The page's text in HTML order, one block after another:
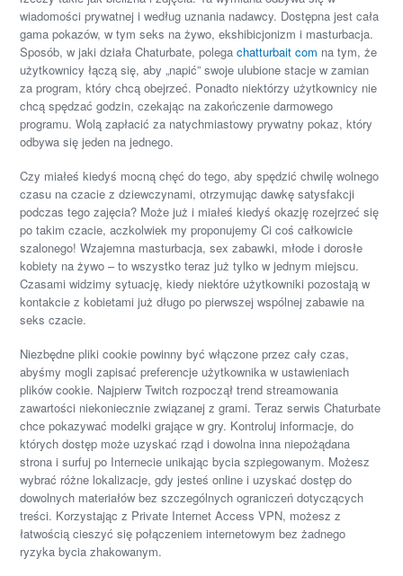
wiadomości prywatnej i według uznania nadawcy. Dostępna jest cała
gama pokazów, w tym seks na żywo, ekshibicjonizm i masturbacja.
Sposób, w jaki działa Chaturbate, polegachatturbait com na tym, że
użytkownicy łączą się, aby „napić” swoje ulubione stacje w zamian
za program, który chcą obejrzeć. Ponadto niektórzy użytkownicy nie
chcą spędzać godzin, czekając na zakończenie darmowego
programu. Wolą zapłacić za natychmiastowy prywatny pokaz, który
odbywa się jeden na jednego.
Czy miałeś kiedyś mocną chęć do tego, aby spędzić chwilę wolnego
czasu na czacie z dziewczynami, otrzymując dawkę satysfakcji
podczas tego zajęcia? Może już i miałeś kiedyś okazję rozejrzeć się
po takim czacie, aczkolwiek my proponujemy Ci coś całkowicie
szalonego! Wzajemna masturbacja, sex zabawki, młode i dorosłe
kobiety na żywo – to wszystko teraz już tylko w jednym miejscu.
Czasami widzimy sytuację, kiedy niektóre użytkowniki pozostają w
kontakcie z kobietami już długo po pierwszej wspólnej zabawie na
seks czacie.
Niezbędne pliki cookie powinny być włączone przez cały czas,
abyśmy mogli zapisać preferencje użytkownika w ustawieniach
plików cookie. Najpierw Twitch rozpoczął trend streamowania
zawartości niekoniecznie związanej z grami. Teraz serwis Chaturbate
chce pokazywać modelki grające w gry. Kontroluj informacje, do
których dostęp może uzyskać rząd i dowolna inna niepożądana
strona i surfuj po Internecie unikając bycia szpiegowanym. Możesz
wybrać różne lokalizacje, gdy jesteś online i uzyskać dostęp do
dowolnych materiałów bez szczególnych ograniczeń dotyczących
treści. Korzystając z Private Internet Access VPN, możesz z
łatwością cieszyć się połączeniem internetowym bez żadnego
ryzyka bycia zhakowanym.